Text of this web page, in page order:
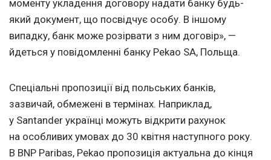
моменту укладення договору надати банку будь-
який документ, що посвідчує особу. В іншому
випадку, банк може розірвати з ним договір», —
йдеться у повідомленні банку Pekao SA, Польща.
Спеціальні пропозиції від польських банків,
зазвичай, обмежені в термінах. Наприклад,
у Santander українці можуть відкрити рахунок
на особливих умовах до 30 квітня наступного року.
В BNP Paribas, Pekao пропозиція актуальна до кінця